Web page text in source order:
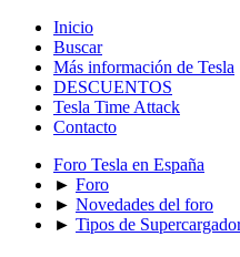
Inicio
Buscar
Más información de Tesla
DESCUENTOS
Tesla Time Attack
Contacto
Foro Tesla en España
► Foro
► Novedades del foro
► Tipos de